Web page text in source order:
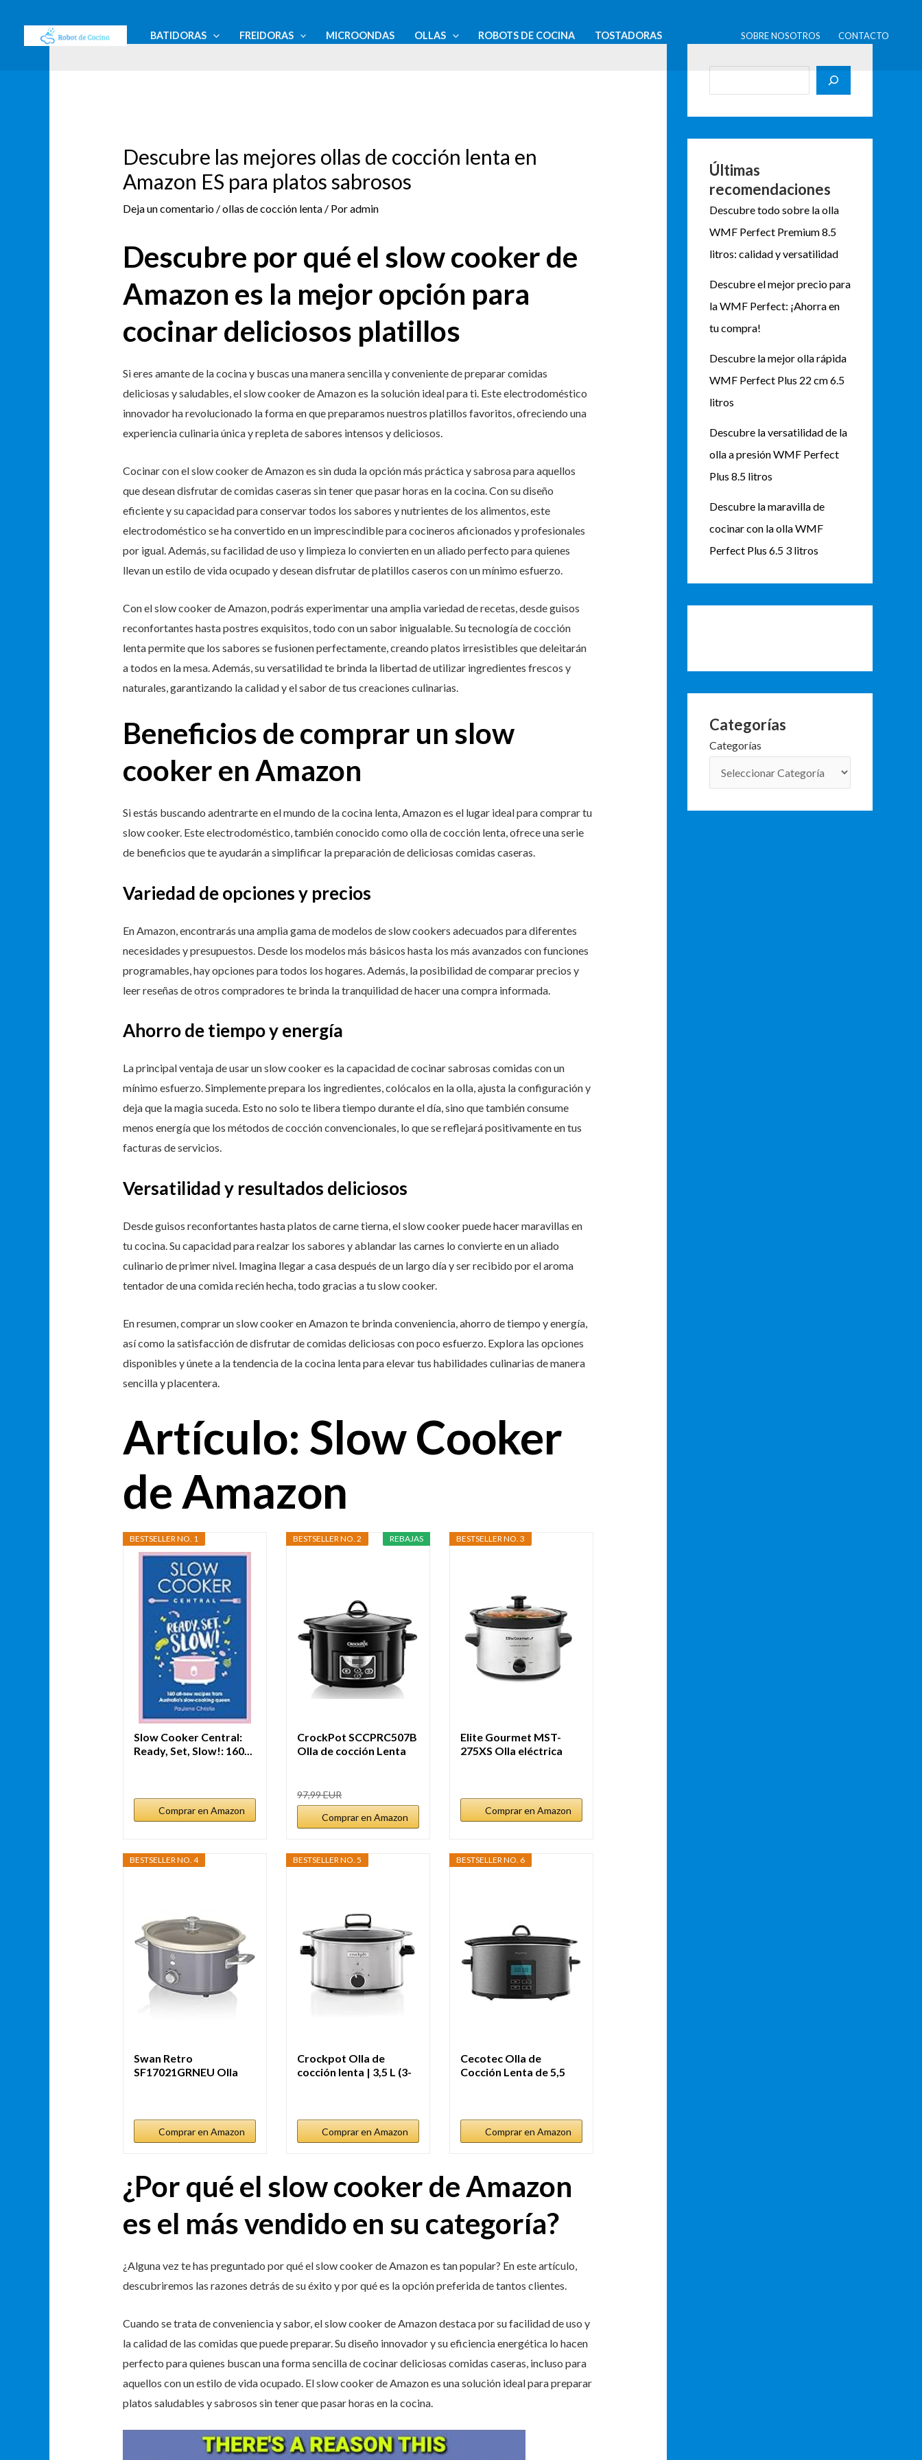
contenido
BATIDORAS FREIDORAS MICROONDAS OLLAS ROBOTS DE COCINA TOSTADORAS SOBRE NOSOTROS CONTACTO
Descubre las mejores ollas de cocción lenta en
Amazon ES para platos sabrosos
Deja un comentario /ollas de cocción lenta/ Poradmin
Descubre por qué el slow cooker de
Amazon es la mejor opción para
cocinar deliciosos platillos
Si eres amante de la cocina y buscas una manera sencilla y conveniente de preparar comidas
deliciosas y saludables, el slow cooker de Amazon es la solución ideal para ti. Este electrodoméstico
innovador ha revolucionado la forma en que preparamos nuestros platillos favoritos, ofreciendo una
experiencia culinaria única y repleta de sabores intensos y deliciosos.
Cocinar con el slow cooker de Amazon es sin duda la opción más práctica y sabrosa para aquellos
que desean disfrutar de comidas caseras sin tener que pasar horas en la cocina. Con su diseño
eficiente y su capacidad para conservar todos los sabores y nutrientes de los alimentos, este
electrodoméstico se ha convertido en un imprescindible para cocineros aficionados y profesionales
por igual. Además, su facilidad de uso y limpieza lo convierten en un aliado perfecto para quienes
llevan un estilo de vida ocupado y desean disfrutar de platillos caseros con un mínimo esfuerzo.
Con el slow cooker de Amazon, podrás experimentar una amplia variedad de recetas, desde guisos
reconfortantes hasta postres exquisitos, todo con un sabor inigualable. Su tecnología de cocción
lenta permite que los sabores se fusionen perfectamente, creando platos irresistibles que deleitarán
a todos en la mesa. Además, su versatilidad te brinda la libertad de utilizar ingredientes frescos y
naturales, garantizando la calidad y el sabor de tus creaciones culinarias.
Beneficios de comprar un slow
cooker en Amazon
Si estás buscando adentrarte en el mundo de la cocina lenta, Amazon es el lugar ideal para comprar tu
slow cooker. Este electrodoméstico, también conocido como olla de cocción lenta, ofrece una serie
de beneficios que te ayudarán a simplificar la preparación de deliciosas comidas caseras.
Variedad de opciones y precios
En Amazon, encontrarás una amplia gama de modelos de slow cookers adecuados para diferentes
necesidades y presupuestos. Desde los modelos más básicos hasta los más avanzados con funciones
programables, hay opciones para todos los hogares. Además, la posibilidad de comparar precios y
leer reseñas de otros compradores te brinda la tranquilidad de hacer una compra informada.
Ahorro de tiempo y energía
La principal ventaja de usar un slow cooker es la capacidad de cocinar sabrosas comidas con un
mínimo esfuerzo. Simplemente prepara los ingredientes, colócalos en la olla, ajusta la configuración y
deja que la magia suceda. Esto no solo te libera tiempo durante el día, sino que también consume
menos energía que los métodos de cocción convencionales, lo que se reflejará positivamente en tus
facturas de servicios.
Versatilidad y resultados deliciosos
Desde guisos reconfortantes hasta platos de carne tierna, el slow cooker puede hacer maravillas en
tu cocina. Su capacidad para realzar los sabores y ablandar las carnes lo convierte en un aliado
culinario de primer nivel. Imagina llegar a casa después de un largo día y ser recibido por el aroma
tentador de una comida recién hecha, todo gracias a tu slow cooker.
En resumen, comprar un slow cooker en Amazon te brinda conveniencia, ahorro de tiempo y energía,
así como la satisfacción de disfrutar de comidas deliciosas con poco esfuerzo. Explora las opciones
disponibles y únete a la tendencia de la cocina lenta para elevar tus habilidades culinarias de manera
sencilla y placentera.
Artículo: Slow Cooker
de Amazon
BESTSELLER NO. 1
Slow Cooker Central:
Ready, Set, Slow!: 160...
Comprar en Amazon
REBAJAS
BESTSELLER NO. 2
CrockPot SCCPRC507B
Olla de cocción Lenta
97,99 EUR
Comprar en Amazon
BESTSELLER NO. 3
Elite Gourmet MST-
275XS Olla eléctrica
Comprar en Amazon
BESTSELLER NO. 4
Swan Retro
SF17021GRNEU Olla
Comprar en Amazon
BESTSELLER NO. 5
Crockpot Olla de
cocción lenta | 3,5 L (3-
Comprar en Amazon
BESTSELLER NO. 6
Cecotec Olla de
Cocción Lenta de 5,5
Comprar en Amazon
¿Por qué el slow cooker de Amazon
es el más vendido en su categoría?
¿Alguna vez te has preguntado por qué el slow cooker de Amazon es tan popular? En este artículo,
descubriremos las razones detrás de su éxito y por qué es la opción preferida de tantos clientes.
Cuando se trata de conveniencia y sabor, el slow cooker de Amazon destaca por su facilidad de uso y
la calidad de las comidas que puede preparar. Su diseño innovador y su eficiencia energética lo hacen
perfecto para quienes buscan una forma sencilla de cocinar deliciosas comidas caseras, incluso para
aquellos con un estilo de vida ocupado. El slow cooker de Amazon es una solución ideal para preparar
platos saludables y sabrosos sin tener que pasar horas en la cocina.
de
entradas
a
r
Últimas
recomendaciones
Descubre todo sobre la olla
WMF Perfect Premium 8.5
litros: calidad y versatilidad
Descubre el mejor precio para
la WMF Perfect: ¡Ahorra en
tu compra!
Descubre la mejor olla rápida
WMF Perfect Plus 22 cm 6.5
litros
Descubre la versatilidad de la
olla a presión WMF Perfect
Plus 8.5 litros
Descubre la maravilla de
cocinar con la olla WMF
Perfect Plus 6.5 3 litros
Categorías
Categorías